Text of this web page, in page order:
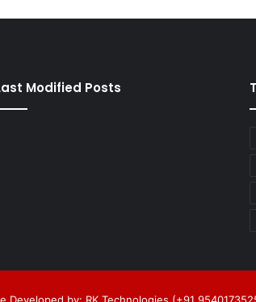
Modified Posts